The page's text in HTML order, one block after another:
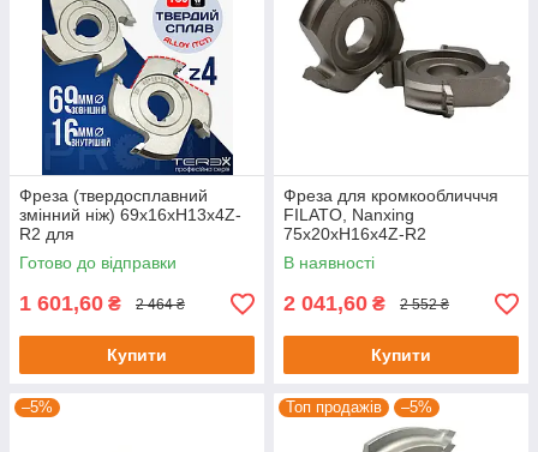
Фреза (твердосплавний
змінний ніж) 69х16хH13х4Z-
R2 для
кромкооблицювальних
верстатів KDT/WDMAX
Готово до відправки
1 601,60 ₴ 2 464 ₴
Купити
Фреза для кромкообличччя
FILATO, Nanxing
75х20хH16х4Z-R2
В наявності
2 041,60 ₴ 2 552 ₴
Купити
–5% Топ продажів –5%